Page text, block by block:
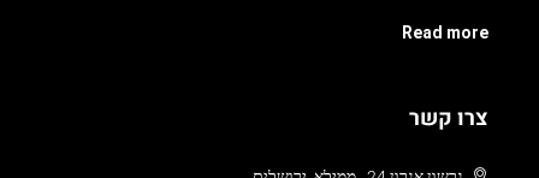
Read more
צרו קשר